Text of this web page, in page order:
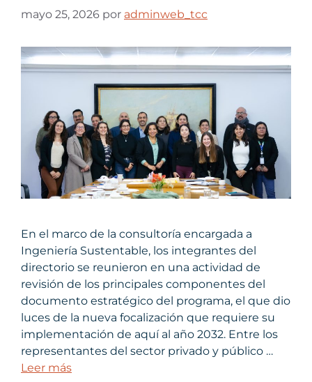
mayo 25, 2026 por adminweb_tcc
En el marco de la consultoría encargada a
Ingeniería Sustentable, los integrantes del
directorio se reunieron en una actividad de
revisión de los principales componentes del
documento estratégico del programa, el que dio
luces de la nueva focalización que requiere su
implementación de aquí al año 2032. Entre los
representantes del sector privado y público …
Leer más